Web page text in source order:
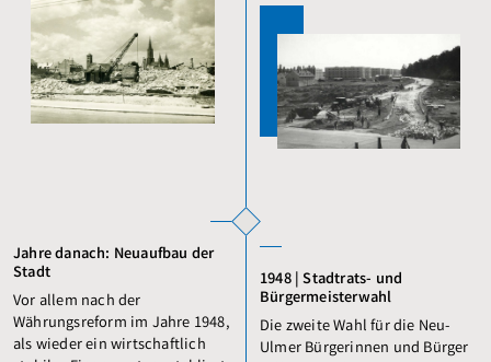
Jahre danach: Neuaufbau der
Stadt
Vor allem nach der
Währungsreform im Jahre 1948,
als wieder ein wirtschaftlich
1948 | Stadtrats- und
Bürgermeisterwahl
Die zweite Wahl für die Neu-
Ulmer Bürgerinnen und Bürger